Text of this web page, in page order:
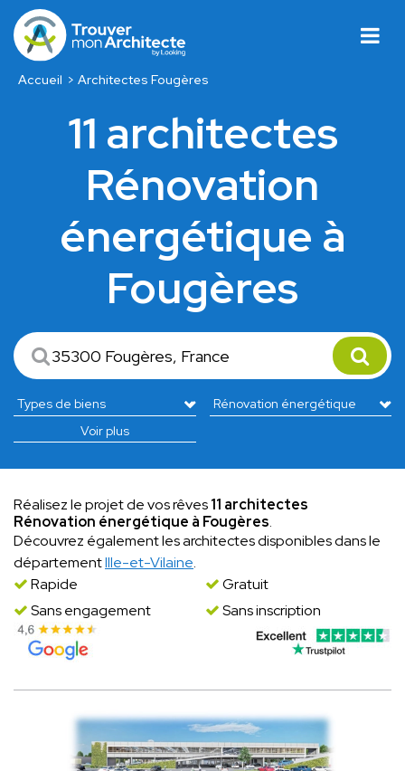
Accueil Architectes Fougères
11 architectes
Rénovation
énergétique à
Fougères
Voir plus
Réalisez le projet de vos rêves11 architectes
Rénovation énergétique à Fougères.
Découvrez également les architectes disponibles dans le
départementIlle-et-Vilaine.
Rapide
Gratuit
Sans engagement
Sans inscription